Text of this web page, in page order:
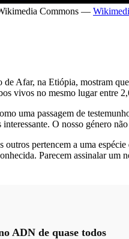
Commons —
Afar, na Etiópia, mostram
vivos no mesmo lugar entre
uma passagem de
O nosso género
pertencem a uma
Parecem assinalar um
ADN de quase todos